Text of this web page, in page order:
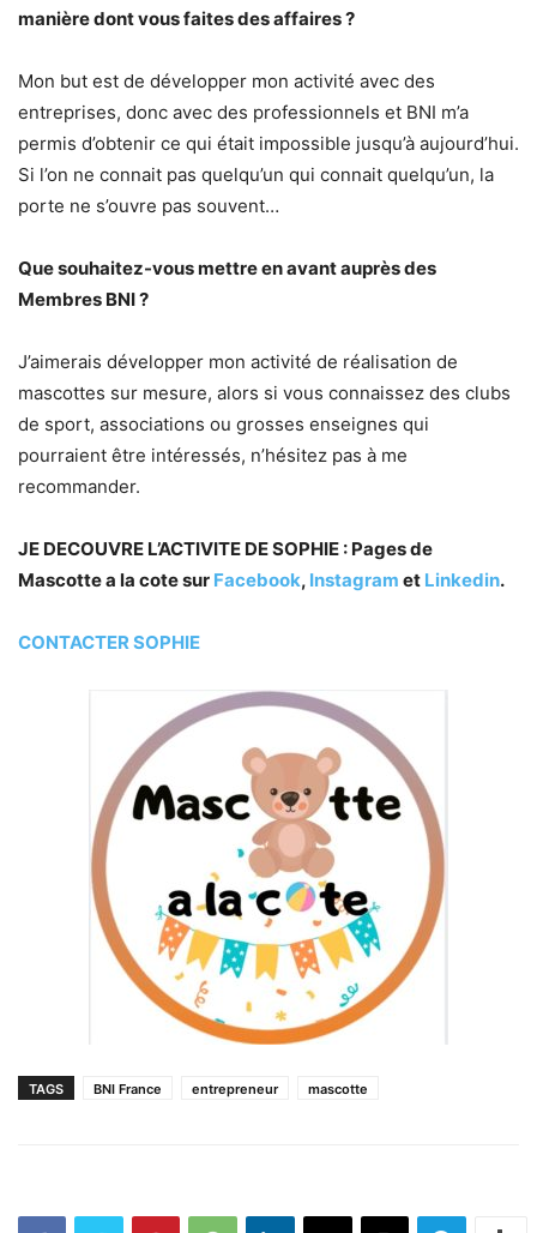
manière dont vous faites des affaires ?
Mon but est de développer mon activité avec des
entreprises, donc avec des professionnels et BNI m’a
permis d’obtenir ce qui était impossible jusqu’à aujourd’hui.
Si l’on ne connait pas quelqu’un qui connait quelqu’un, la
porte ne s’ouvre pas souvent…
Que souhaitez-vous mettre en avant auprès des
Membres BNI ?
J’aimerais développer mon activité de réalisation de
mascottes sur mesure, alors si vous connaissez des clubs
de sport, associations ou grosses enseignes qui
pourraient être intéressés, n’hésitez pas à me
recommander.
JE DECOUVRE L’ACTIVITE DE SOPHIE : Pages de
Mascotte a la cote sur Facebook, Instagram et Linkedin.
CONTACTER SOPHIE
TAGS BNI France entrepreneur mascotte